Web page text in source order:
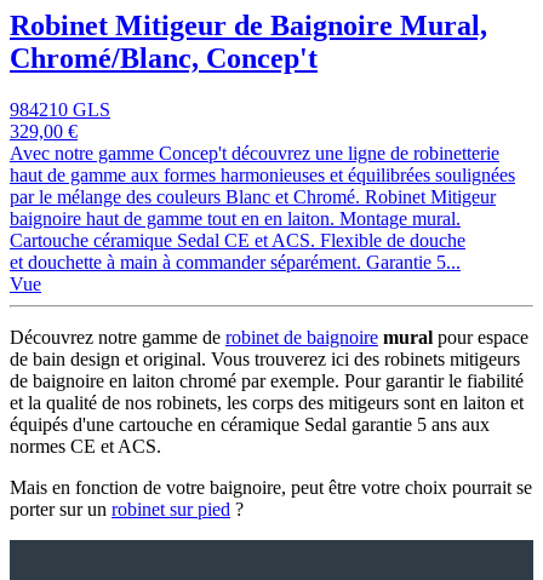
Robinet Mitigeur de Baignoire Mural,
Chromé/Blanc, Concep't
984210 GLS
329,00 €
Avec notre gamme Concep't découvrez une ligne de robinetterie
haut de gamme aux formes harmonieuses et équilibrées soulignées
par le mélange des couleurs Blanc et Chromé. Robinet Mitigeur
baignoire haut de gamme tout en en laiton. Montage mural.
Cartouche céramique Sedal CE et ACS. Flexible de douche
et douchette à main à commander séparément. Garantie 5...
Vue
Découvrez notre gamme de robinet de baignoire mural pour espace
de bain design et original. Vous trouverez ici des robinets mitigeurs
de baignoire en laiton chromé par exemple. Pour garantir le fiabilité
et la qualité de nos robinets, les corps des mitigeurs sont en laiton et
équipés d'une cartouche en céramique Sedal garantie 5 ans aux
normes CE et ACS.
Mais en fonction de votre baignoire, peut être votre choix pourrait se
porter sur un robinet sur pied ?